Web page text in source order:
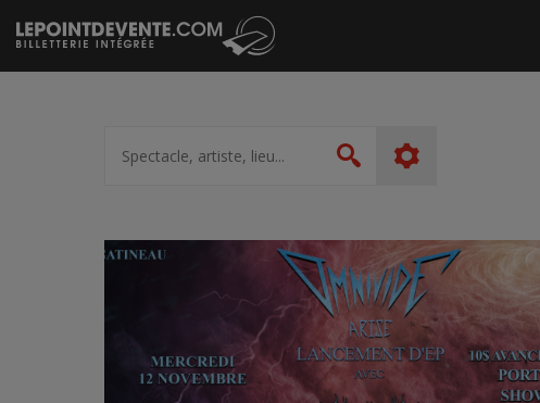
Passer
au
contenu
artiste,
lieu...
Rechercher